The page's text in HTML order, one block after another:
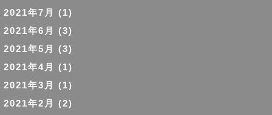
2021年7月
(1)
2021年6月
(3)
2021年5月
(3)
2021年4月
(1)
2021年3月
(1)
2021年2月
(2)